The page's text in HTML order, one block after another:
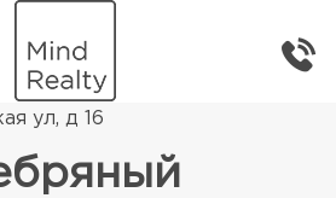
жилая недвижимость
ул, д 16